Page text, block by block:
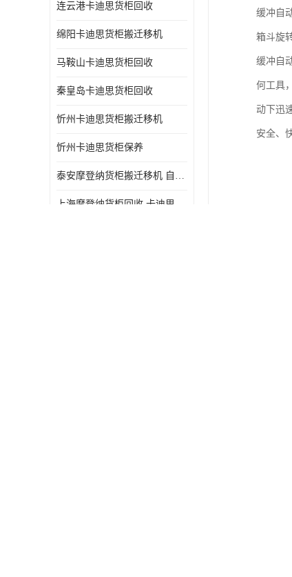
连云港卡迪思货柜回收
绵阳卡迪思货柜搬迁移机
马鞍山卡迪思货柜回收
秦皇岛卡迪思货柜回收
忻州卡迪思货柜搬迁移机
忻州卡迪思货柜保养
泰安摩登纳货柜搬迁移机 自动立体仓储货柜回收
缓冲自
箱斗旋
缓冲自
何工具
动下迅
安全、